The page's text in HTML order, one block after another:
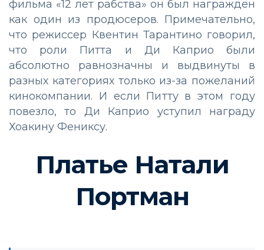
фильма «12 лет рабства» он был награжден
как один из продюсеров. Примечательно,
что режиссер Квентин Тарантино говорил,
что роли Питта и Ди Каприо были
абсолютно равнозначны и выдвинуты в
разных категориях только из-за пожеланий
кинокомпании. И если Питту в этом году
повезло, то Ди Каприо уступил награду
Хоакину Фениксу.
Платье Натали
Портман